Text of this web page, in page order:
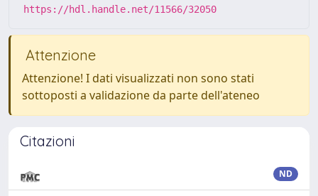
https://hdl.handle.net/11566/32050
Attenzione
Attenzione! I dati visualizzati non sono stati
sottoposti a validazione da parte dell'ateneo
Citazioni
ND